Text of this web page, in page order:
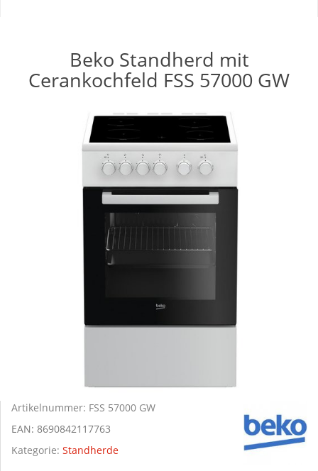
Beko Standherd mit
Cerankochfeld FSS 57000 GW
Artikelnummer: FSS 57000 GW
EAN: 8690842117763
Kategorie: Standherde